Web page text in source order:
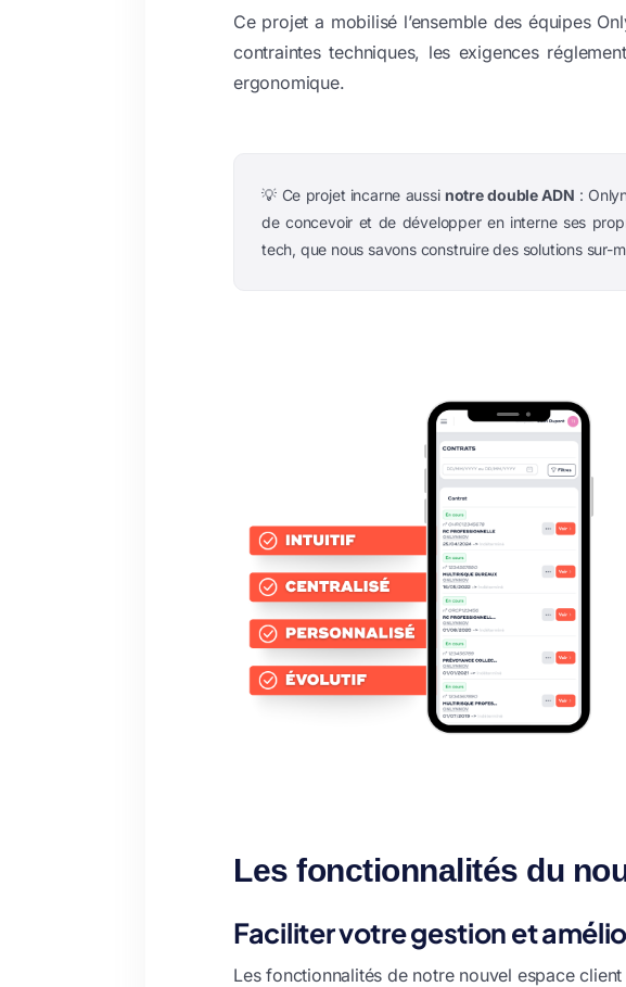
Ce projet a mobilisé l’ensemble des équipes
contraintes techniques, les exigences
ergonomique.
💡 Ce projet incarne aussi notre double ADN :
de concevoir et de développer en interne ses
tech, que nous savons construire des solutions sur-
Les fonctionnalités du
Faciliter votre gestion et
Les fonctionnalités de notre nouvel espace